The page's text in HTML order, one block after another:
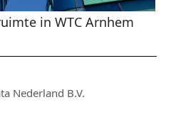
in WTC Arnhem
Nederland B.V.